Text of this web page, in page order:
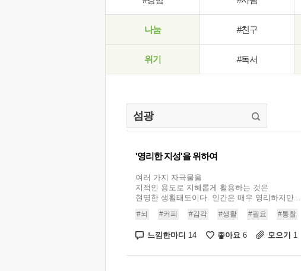
나눔 #친구
위기 #독서
'영리한 지성'을 위하여
여러 가지 자극물을
지적인 용도로 지혜롭게 활용하는 것은
현명한 생활태도이다. 인간은 매우 영리하지만...
#뇌 #커피 #감각 #생활 #필요 #통찰
느낌한마디 14 좋아요 6 모으기 1